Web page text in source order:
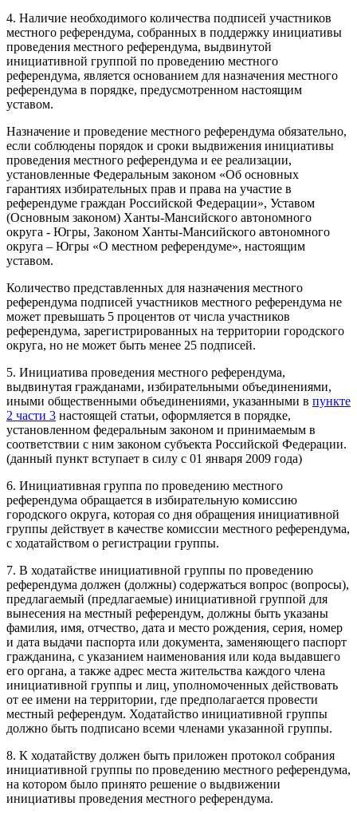
4. Наличие необходимого количества подписей участников
местного референдума, собранных в поддержку инициативы
проведения местного референдума, выдвинутой
инициативной группой по проведению местного
референдума, является основанием для назначения местного
референдума в порядке, предусмотренном настоящим
уставом.
Назначение и проведение местного референдума обязательно,
если соблюдены порядок и сроки выдвижения инициативы
проведения местного референдума и ее реализации,
установленные Федеральным законом «Об основных
гарантиях избирательных прав и права на участие в
референдуме граждан Российской Федерации», Уставом
(Основным законом) Ханты-Мансийского автономного
округа - Югры, Законом Ханты-Мансийского автономного
округа – Югры «О местном референдуме», настоящим
уставом.
Количество представленных для назначения местного
референдума подписей участников местного референдума не
может превышать 5 процентов от числа участников
референдума, зарегистрированных на территории городского
округа, но не может быть менее 25 подписей.
5. Инициатива проведения местного референдума,
выдвинутая гражданами, избирательными объединениями,
иными общественными объединениями, указанными в пункте
2 части 3 настоящей статьи, оформляется в порядке,
установленном федеральным законом и принимаемым в
соответствии с ним законом субъекта Российской Федерации.
(данный пункт вступает в силу с 01 января 2009 года)
6. Инициативная группа по проведению местного
референдума обращается в избирательную комиссию
городского округа, которая со дня обращения инициативной
группы действует в качестве комиссии местного референдума,
с ходатайством о регистрации группы.
7. В ходатайстве инициативной группы по проведению
референдума должен (должны) содержаться вопрос (вопросы),
предлагаемый (предлагаемые) инициативной группой для
вынесения на местный референдум, должны быть указаны
фамилия, имя, отчество, дата и место рождения, серия, номер
и дата выдачи паспорта или документа, заменяющего паспорт
гражданина, с указанием наименования или кода выдавшего
его органа, а также адрес места жительства каждого члена
инициативной группы и лиц, уполномоченных действовать
от ее имени на территории, где предполагается провести
местный референдум. Ходатайство инициативной группы
должно быть подписано всеми членами указанной группы.
8. К ходатайству должен быть приложен протокол собрания
инициативной группы по проведению местного референдума,
на котором было принято решение о выдвижении
инициативы проведения местного референдума.